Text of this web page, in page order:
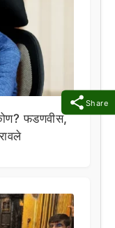
Share
फडणवीस,